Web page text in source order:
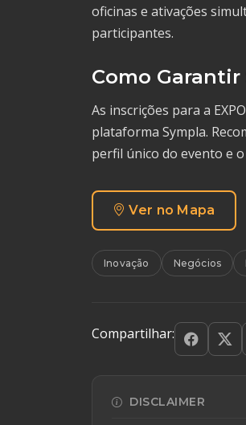
oficinas e ativações
participantes.
Como
As inscrições para a
plataforma Sympla.
perfil único do evento e
Ver no Mapa
Inovação Negócios
Compartilhar:
DISCLAIMER